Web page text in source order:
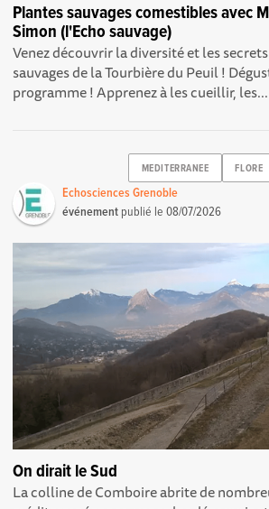
Plantes sauvages comestibles avec
Simon (l'Echo sauvage)
Venez découvrir la diversité et les
sauvages de la Tourbière du Peuil !
programme ! Apprenez à les cueillir, les...
MEDITERRANEE FLORE
Echosciences Grenoble
événement publié le08/07/2026
On dirait le Sud
La colline de Comboire abrite de